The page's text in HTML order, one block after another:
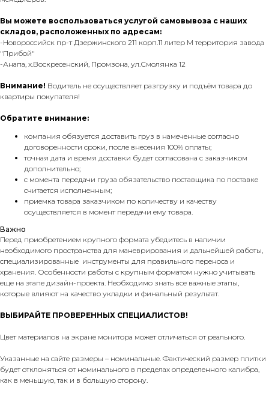
Вы можете воспользоваться услугой самовывоза с наших
складов, расположенных по адресам:
-Новороссийск пр-т Дзержинского 211 корп.11 литер М территория завода
"Прибой"
-Анапа, х.Воскресенский, Промзона, ул.Смолянка 12
Внимание! Водитель не осуществляет разгрузку и подъём товара до
квартиры покупателя!
Обратите внимание:
компания обязуется доставить груз в намеченные согласно
договоренности сроки, после внесения 100% оплаты;
точная дата и время доставки будет согласована с заказчиком
дополнительно;
с момента передачи груза обязательство поставщика по поставке
считается исполненным;
приемка товара заказчиком по количеству и качеству
осуществляется в момент передачи ему товара.
Важно
Перед приобретением крупного формата убедитесь в наличии
необходимого пространства для маневрирования и дальнейшей работы,
специализированные инструменты для правильного переноса и
хранения. Особенности работы с крупным форматом нужно учитывать
еще на этапе дизайн-проекта. Необходимо знать все важные этапы,
которые влияют на качество укладки и финальный результат.
ВЫБИРАЙТЕ ПРОВЕРЕННЫХ СПЕЦИАЛИСТОВ!
Цвет материалов на экране монитора может отличаться от реального.
Указанные на сайте размеры – номинальные. Фактический размер плитки
будет отклоняться от номинального в пределах определенного калибра,
как в меньшую, так и в большую сторону.